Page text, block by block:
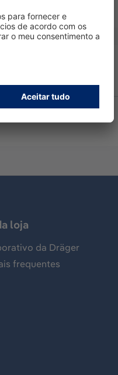
loja
da Dräger
frequentes